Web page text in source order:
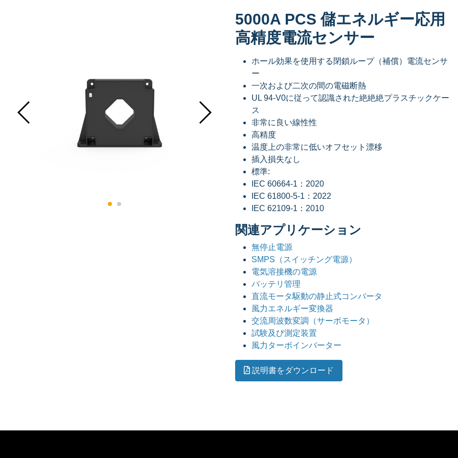
5000A PCS 儲エネルギー応用
高精度電流センサー
ホール効果を使用する閉鎖ループ（補償）電流センサ
ー
一次および二次の間の電磁断熱
UL 94-V0に従って認識された絶絶絶プラスチックケー
ス
非常に良い線性性
高精度
温度上の非常に低いオフセット漂移
插入損失なし
標準:
IEC 60664-1：2020
IEC 61800-5-1：2022
IEC 62109-1：2010
関連アプリケーション
無停止電源
SMPS（スイッチング電源）
電気溶接機の電源
バッテリ管理
直流モータ駆動の静止式コンバータ
風力エネルギー変換器
交流周波数変調（サーボモータ）
試験及び測定装置
風力ターボインバーター
説明書をダウンロード